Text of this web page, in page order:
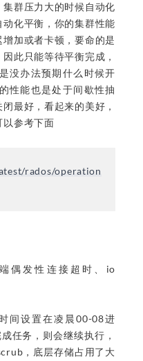
群压力大的时候自动化
化平衡，你的集群性能
加或者卡顿，要命的是
此只能等待平衡完成，
没办法预期什么时候开
性能也是处于间歇性抽
最好，看起来的美好，
以参考下面
rados/operation
偶发性连接超时、io
间设置在凌晨00-08进
任务，则会继续执行，
，底层存储占用了大